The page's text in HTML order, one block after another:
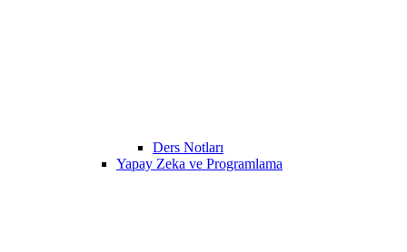
Ders Notları
Yapay Zeka ve Programlama